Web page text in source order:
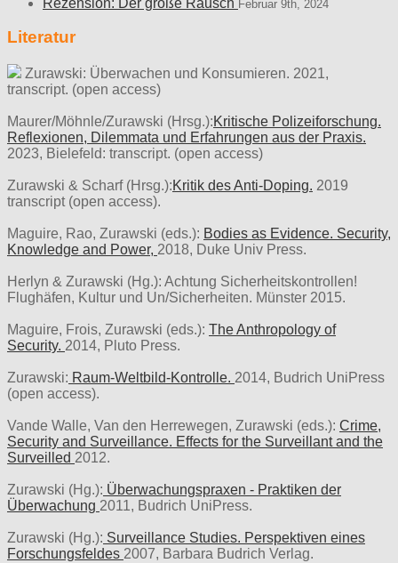
Februar 9th, 2024
Literatur
Zurawski: Überwachen und Konsumieren. 2021,
transcript. (open access)
Maurer/Möhnle/Zurawski (Hrsg.):Kritische Polizeiforschung.
Reflexionen, Dilemmata und Erfahrungen aus der Praxis.
2023, Bielefeld: transcript. (open access)
Zurawski & Scharf (Hrsg.):Kritik des Anti-Doping. 2019
transcript (open access).
Maguire, Rao, Zurawski (eds.): Bodies as Evidence. Security,
Knowledge and Power, 2018, Duke Univ Press.
Herlyn & Zurawski (Hg.): Achtung Sicherheitskontrollen!
Flughäfen, Kultur und Un/Sicherheiten. Münster 2015.
Maguire, Frois, Zurawski (eds.): The Anthropology of
Security. 2014, Pluto Press.
Zurawski: Raum-Weltbild-Kontrolle. 2014, Budrich UniPress
(open access).
Vande Walle, Van den Herrewegen, Zurawski (eds.): Crime,
Security and Surveillance. Effects for the Surveillant and the
Surveilled 2012.
Zurawski (Hg.): Überwachungspraxen - Praktiken der
Überwachung 2011, Budrich UniPress.
Zurawski (Hg.): Surveillance Studies. Perspektiven eines
Forschungsfeldes 2007, Barbara Budrich Verlag.